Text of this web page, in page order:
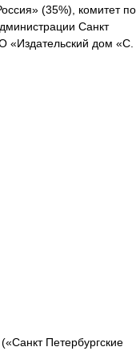
(35%), комитет по
Санкт
«Издательский дом «С.
Петербургские